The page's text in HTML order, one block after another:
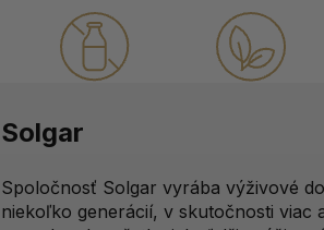
Solgar
Spoločnosť Solgar vyrába výživové
niekoľko generácií, v skutočnosti viac